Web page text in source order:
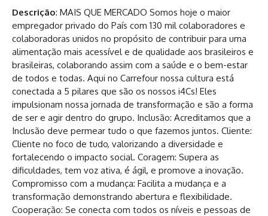
Descrição: MAIS QUE MERCADO Somos hoje o maior
empregador privado do País com 130 mil colaboradores e
colaboradoras unidos no propósito de contribuir para uma
alimentação mais acessível e de qualidade aos brasileiros e
brasileiras, colaborando assim com a saúde e o bem-estar
de todos e todas. Aqui no Carrefour nossa cultura está
conectada a 5 pilares que são os nossos i4Cs! Eles
impulsionam nossa jornada de transformação e são a forma
de ser e agir dentro do grupo. Inclusão: Acreditamos que a
Inclusão deve permear tudo o que fazemos juntos. Cliente:
Cliente no foco de tudo, valorizando a diversidade e
fortalecendo o impacto social. Coragem: Supera as
dificuldades, tem voz ativa, é ágil, e promove a inovação.
Compromisso com a mudança: Facilita a mudança e a
transformação demonstrando abertura e flexibilidade.
Cooperação: Se conecta com todos os níveis e pessoas de